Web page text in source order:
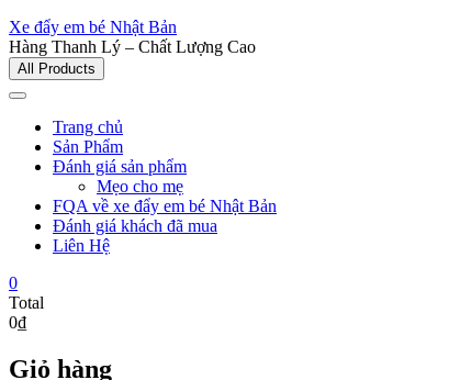
Xe đẩy em bé Nhật Bản
Hàng Thanh Lý – Chất Lượng Cao
All Products
Trang chủ
Sản Phẩm
Đánh giá sản phẩm
Mẹo cho mẹ
FQA về xe đẩy em bé Nhật Bản
Đánh giá khách đã mua
Liên Hệ
0
Total
0₫
Giỏ hàng